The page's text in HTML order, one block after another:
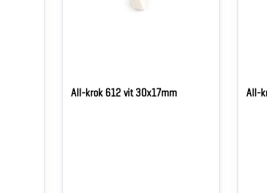
All-krok 612 vit 30x17mm All-